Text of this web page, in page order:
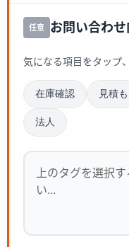
任意 お問い合わ
気になる項目をタップ
在庫確認 見積
法人